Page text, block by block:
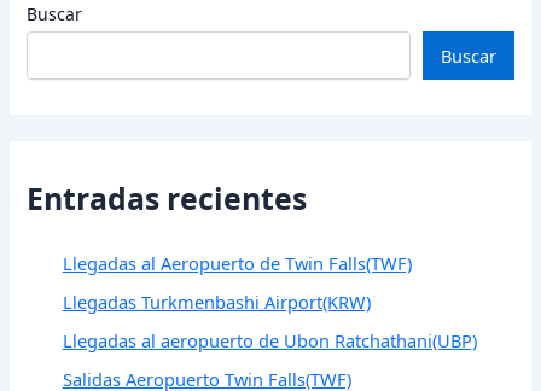
Buscar
Buscar
Entradas recientes
Llegadas al Aeropuerto de Twin Falls(TWF)
Llegadas Turkmenbashi Airport(KRW)
Llegadas al aeropuerto de Ubon Ratchathani(UBP)
Salidas Aeropuerto Twin Falls(TWF)